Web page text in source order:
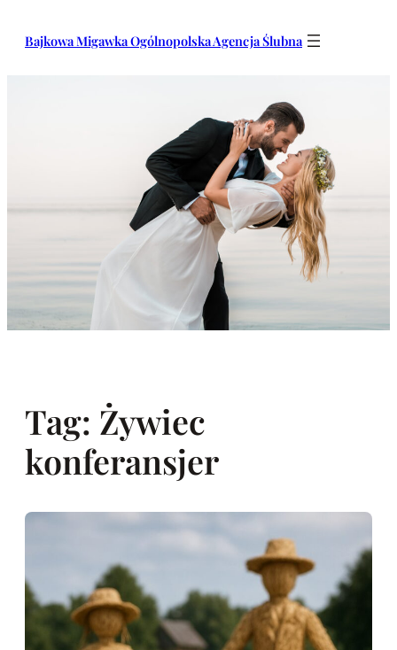
Bajkowa Migawka Ogólnopolska Agencja Ślubna
Tag: Żywiec
konferansjer